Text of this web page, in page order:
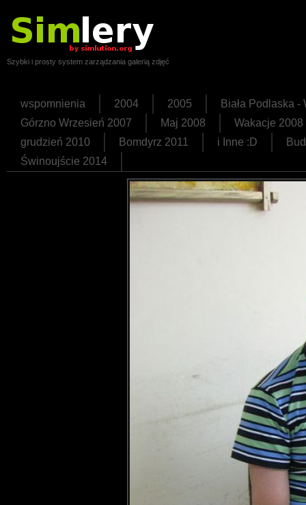
Szybki i prosty system zarządzania galerią zdjęć
wspomnienia 2004 2005
Biała Podlaska
Górzno Wrzesień 2007
Maj 2008
Wakacje 2008
grudzień 2010
Bomdyrz 2011 i Inne :D
Świnoujście 2014